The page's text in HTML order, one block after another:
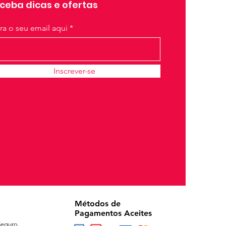
dicas e ofertas
o seu email aqui
Inscrever-se
Métodos de
Pagamentos Aceites